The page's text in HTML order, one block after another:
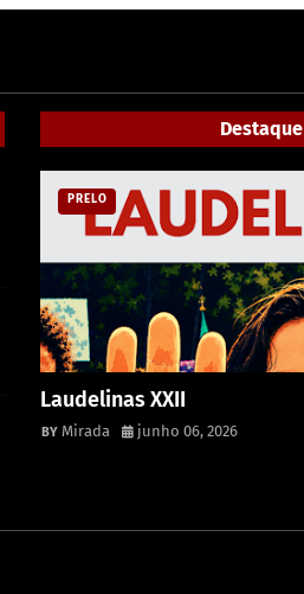
Destaque
PRELO
Laudelinas XXII
Mirada junho 06, 2026